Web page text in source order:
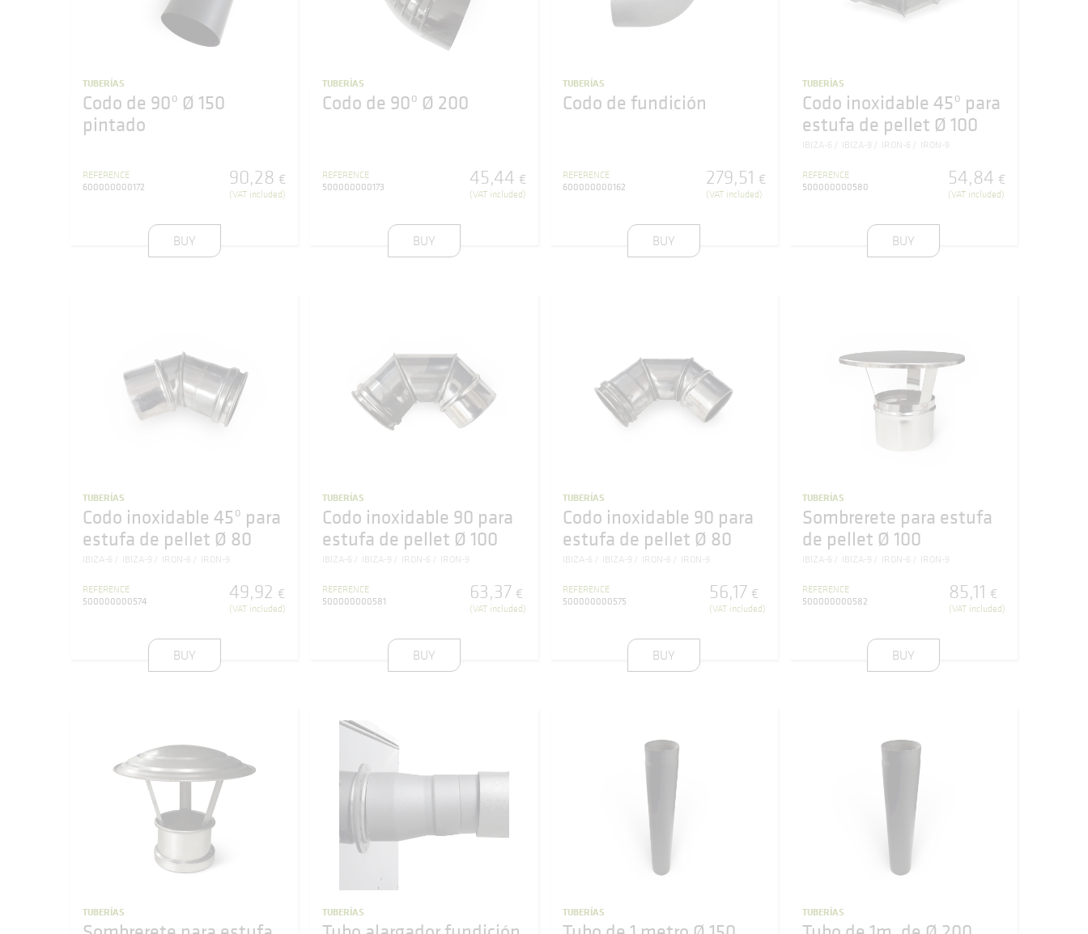
TUBERÍAS
Codo de 90º Ø 150
pintado
REFERENCE
600000000172
90,28 €
(VAT included)
BUY
TUBERÍAS
Codo de 90º Ø 200
REFERENCE
500000000173
45,44 €
(VAT included)
BUY
TUBERÍAS
Codo de fundición
REFERENCE
600000000162
279,51 €
(VAT included)
BUY
TUBERÍAS
Codo inoxidable 45º para
estufa de pellet Ø 100
IBIZA-6 IBIZA-9 IRON-6 IRON-9
REFERENCE
500000000580
54,84 €
(VAT included)
BUY
TUBERÍAS
Codo inoxidable 45º para
estufa de pellet Ø 80
IBIZA-6 IBIZA-9 IRON-6 IRON-9
REFERENCE
500000000574
49,92 €
(VAT included)
BUY
TUBERÍAS
Codo inoxidable 90 para
estufa de pellet Ø 100
IBIZA-6 IBIZA-9 IRON-6 IRON-9
REFERENCE
500000000581
63,37 €
(VAT included)
BUY
TUBERÍAS
Codo inoxidable 90 para
estufa de pellet Ø 80
IBIZA-6 IBIZA-9 IRON-6 IRON-9
REFERENCE
500000000575
56,17 €
(VAT included)
BUY
TUBERÍAS
Sombrerete para estufa
de pellet Ø 100
IBIZA-6 IBIZA-9 IRON-6 IRON-9
REFERENCE
500000000582
85,11 €
(VAT included)
BUY
TUBERÍAS TUBERÍAS TUBERÍAS TUBERÍAS